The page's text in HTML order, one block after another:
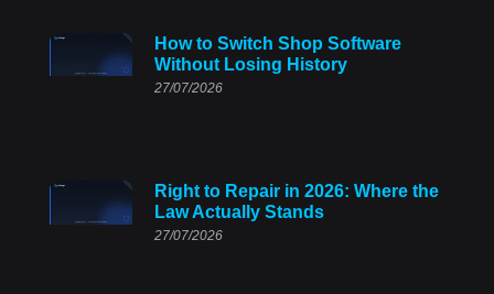
How to Switch Shop Software
Without Losing History
27/07/2026
Right to Repair in 2026: Where the
Law Actually Stands
27/07/2026